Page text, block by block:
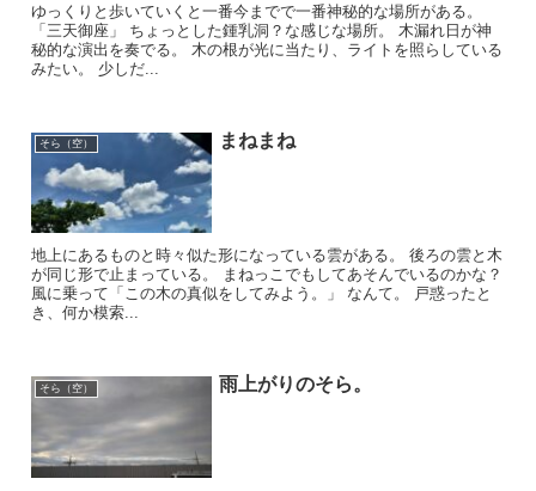
ゆっくりと歩いていくと一番今までで一番神秘的な場所がある。
「三天御座」 ちょっとした鍾乳洞？な感じな場所。 木漏れ日が神
秘的な演出を奏でる。 木の根が光に当たり、ライトを照らしている
みたい。 少しだ...
そら（空） まねまね
地上にあるものと時々似た形になっている雲がある。 後ろの雲と木
が同じ形で止まっている。 まねっこでもしてあそんでいるのかな？
風に乗って「この木の真似をしてみよう。」 なんて。 戸惑ったと
き、何か模索...
そら（空） 雨上がりのそら。